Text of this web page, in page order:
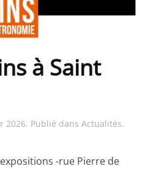
à Saint
2026. Publié dans Actualités.
-rue Pierre de